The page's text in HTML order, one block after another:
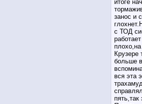
итоге
занос и
с ТОД
Крузере
больше
вся эта
пять,так